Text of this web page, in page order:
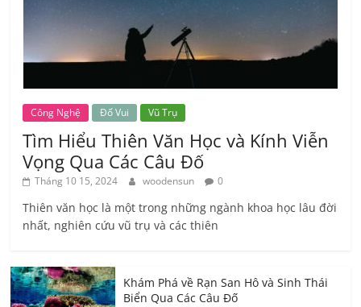
Công Nghệ Đố Vui Vũ Trụ
Tìm Hiểu Thiên Văn Học và Kính Viễn
Vọng Qua Các Câu Đố
Tháng 10 15, 2024 woodensun 0
Thiên văn học là một trong những ngành khoa học lâu đời
nhất, nghiên cứu vũ trụ và các thiên
Khám Phá về Rạn San Hô và Sinh Thái
Biển Qua Các Câu Đố